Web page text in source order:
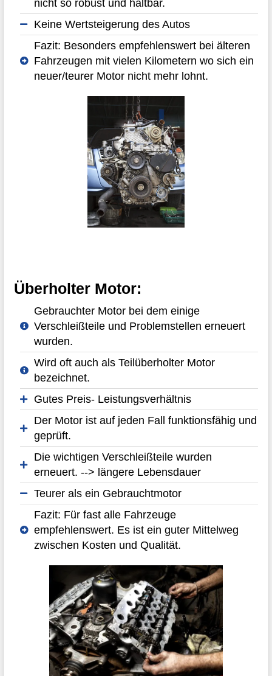
nicht so robust und haltbar.
Keine Wertsteigerung des Autos
Fazit: Besonders empfehlenswert bei älteren
Fahrzeugen mit vielen Kilometern wo sich ein
neuer/teurer Motor nicht mehr lohnt.
Überholter Motor:
Gebrauchter Motor bei dem einige
Verschleißteile und Problemstellen erneuert
wurden.
Wird oft auch als Teilüberholter Motor
bezeichnet.
Gutes Preis- Leistungsverhältnis
Der Motor ist auf jeden Fall funktionsfähig und
geprüft.
Die wichtigen Verschleißteile wurden
erneuert. --> längere Lebensdauer
Teurer als ein Gebrauchtmotor
Fazit: Für fast alle Fahrzeuge
empfehlenswert. Es ist ein guter Mittelweg
zwischen Kosten und Qualität.